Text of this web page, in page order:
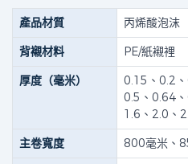
產品材質
丙烯酸泡沫
背襯材料
PE/紙襯裡
厚度（毫米）
0.15、0.2
0.5、0.64
1.6、2.0、
主卷寬度
800毫米、